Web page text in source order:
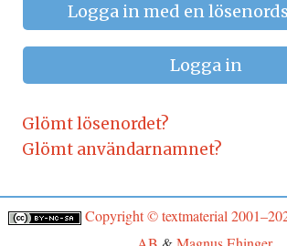
Logga in med en
Logga in
Glömt lösenordet?
Glömt användarnamnet?
Copyright © textmaterial